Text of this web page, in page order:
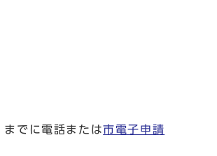
でに電話または市電子申請